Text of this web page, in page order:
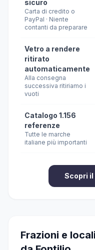
sicuro
Carta di credito o
PayPal · Niente
contanti da preparare
Vetro a rendere
ritirato
automaticamente
Alla consegna
successiva ritiriamo i
vuoti
Catalogo 1.156
referenze
Tutte le marche
italiane più importanti
Scopri
Frazioni e